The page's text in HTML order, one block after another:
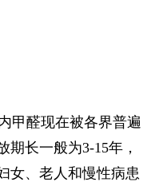
甲醛现在被各界普遍
长一般为3-15年，
女、老人和慢性病患